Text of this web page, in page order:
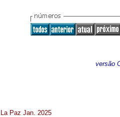
versão
Paz Jan. 2025